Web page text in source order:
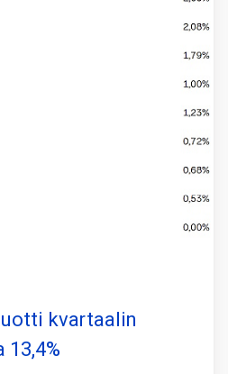
kvartaalin